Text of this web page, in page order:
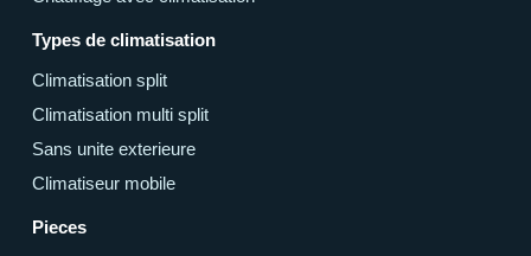
Types de climatisation
Climatisation split
Climatisation multi split
Sans unite exterieure
Climatiseur mobile
Pieces